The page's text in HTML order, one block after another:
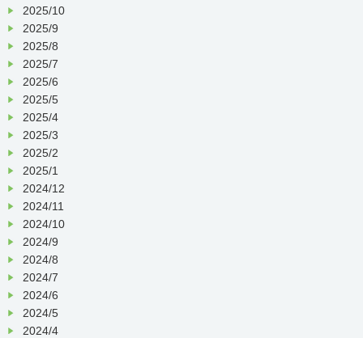
2025/10
2025/9
2025/8
2025/7
2025/6
2025/5
2025/4
2025/3
2025/2
2025/1
2024/12
2024/11
2024/10
2024/9
2024/8
2024/7
2024/6
2024/5
2024/4